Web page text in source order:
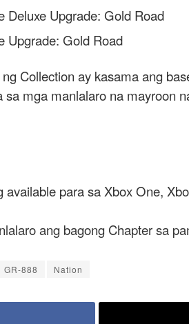
Deluxe Upgrade: Gold Road
Upgrade: Gold Road
Collection ay kasama ang
sa mga manlalaro na mayroon
para sa Xbox One,
ang bagong Chapter sa
GR-888 Nation